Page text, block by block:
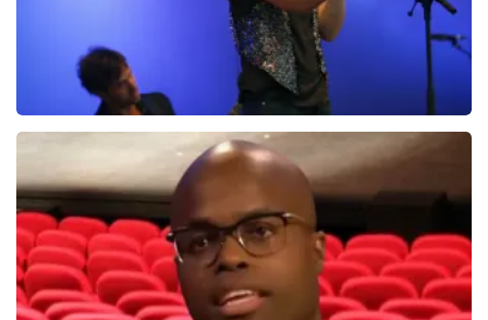
Ilse DeLange
274+ reviews
BEKIJKEN